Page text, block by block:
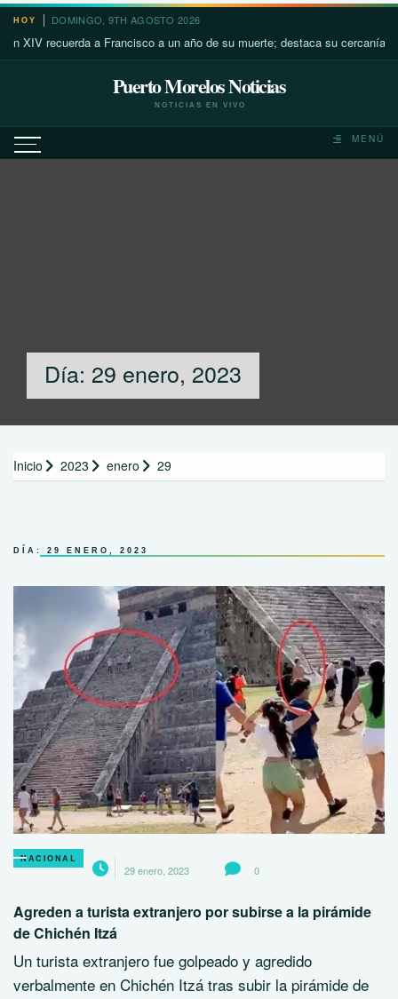
Saltar
contenido
HOY DOMINGO, 9TH AGOSTO 2026
a Francisco a un año de su muerte; destaca su cercanía con los más
Puerto Morelos Noticias
NOTICIAS EN VIVO
MENÚ
Día: 29 enero, 2023
Inicio 2023 enero 29
DÍA: 29 ENERO, 2023
NACIONAL
29 enero, 2023 0
Agreden a turista extranjero por subirse a la pirámide
de Chichén Itzá
Un turista extranjero fue golpeado y agredido
verbalmente en Chichén Itzá tras subir la pirámide de